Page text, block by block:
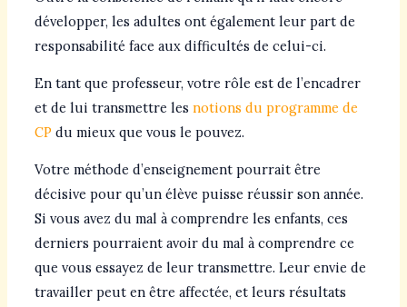
développer, les adultes ont également leur part de
responsabilité face aux difficultés de celui-ci.
En tant que professeur, votre rôle est de l’encadrer
et de lui transmettre les notions du programme de
CP du mieux que vous le pouvez.
Votre méthode d’enseignement pourrait être
décisive pour qu’un élève puisse réussir son année.
Si vous avez du mal à comprendre les enfants, ces
derniers pourraient avoir du mal à comprendre ce
que vous essayez de leur transmettre. Leur envie de
travailler peut en être affectée, et leurs résultats